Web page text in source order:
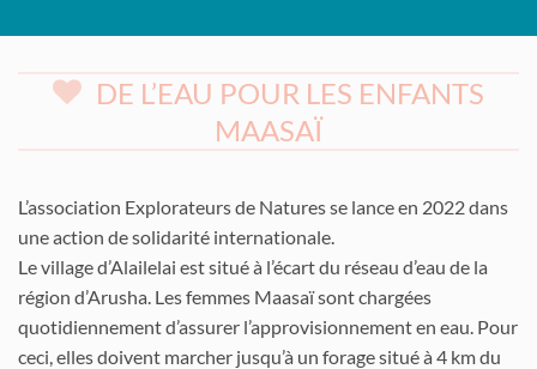
DE L’EAU POUR LES ENFANTS
MAASAÏ
L’association Explorateurs de Natures se lance en 2022 dans
une action de solidarité internationale.
Le village d’Alailelai est situé à l’écart du réseau d’eau de la
région d’Arusha. Les femmes Maasaï sont chargées
quotidiennement d’assurer l’approvisionnement en eau. Pour
ceci, elles doivent marcher jusqu’à un forage situé à 4 km du